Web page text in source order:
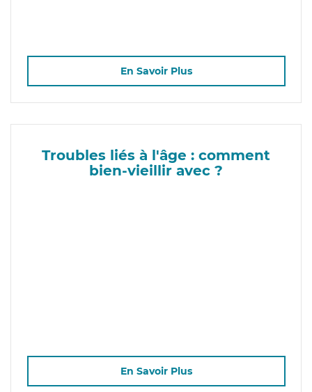
En Savoir Plus
Troubles liés à l'âge : comment
bien-vieillir avec ?
En Savoir Plus